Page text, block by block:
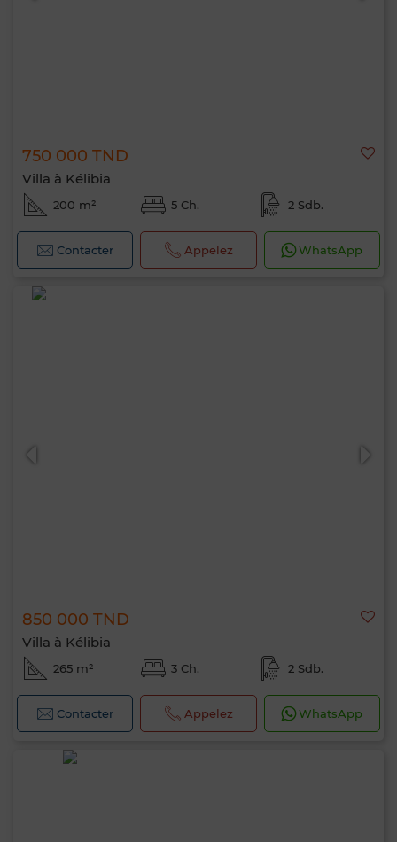
750 000 TND
Villa à Kélibia
200 m² 5 Ch. 2 Sdb.
Contacter Appelez WhatsApp
850 000 TND
Villa à Kélibia
265 m² 3 Ch. 2 Sdb.
Contacter Appelez WhatsApp